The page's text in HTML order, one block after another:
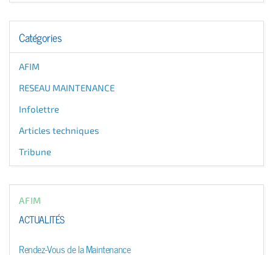
Catégories
AFIM
RESEAU MAINTENANCE
Infolettre
Articles techniques
Tribune
AFIM
ACTUALITÉS
Rendez-Vous de la Maintenance